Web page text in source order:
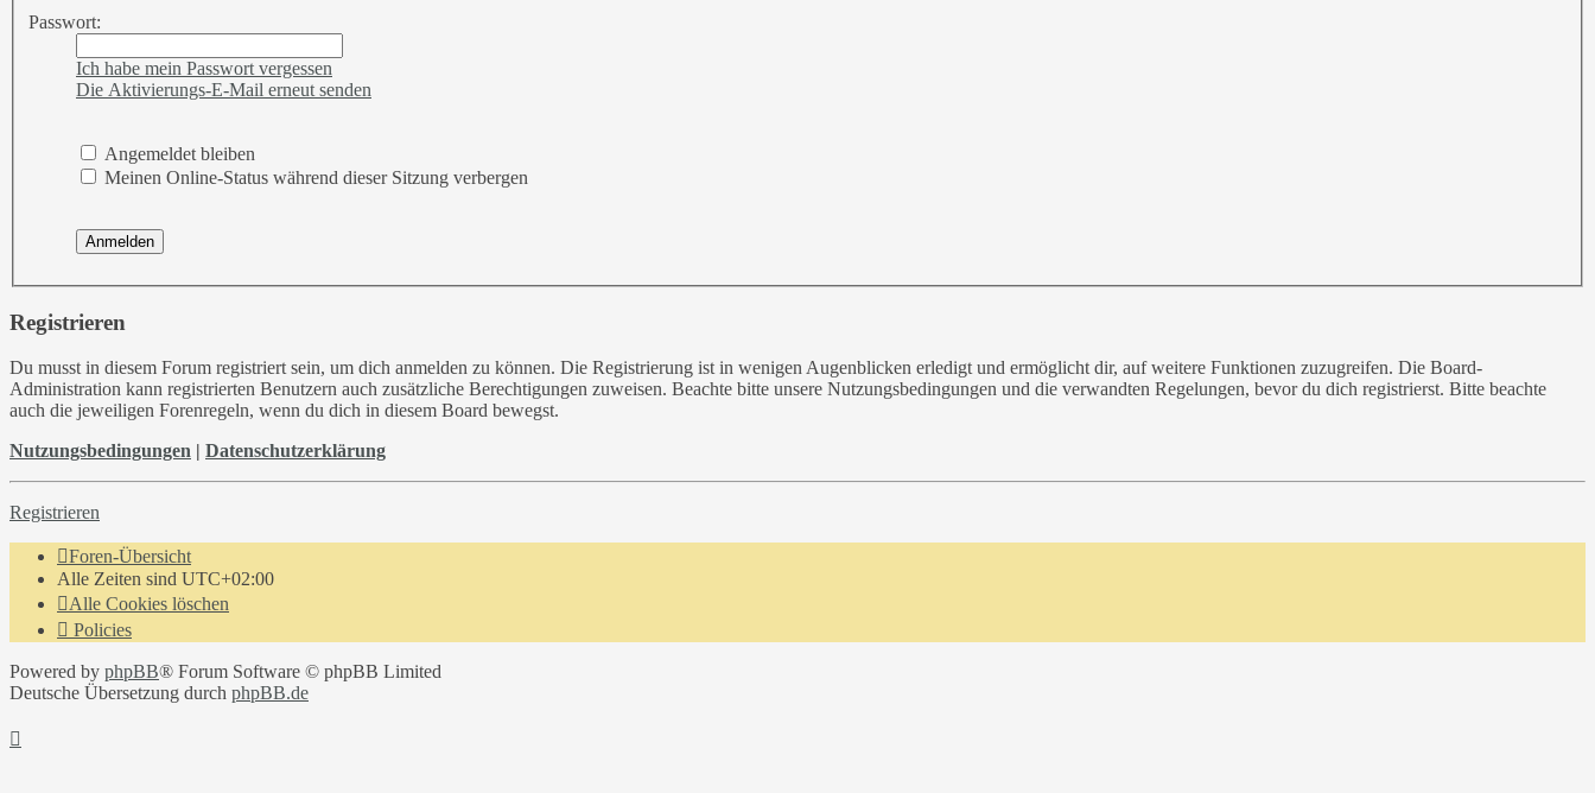
Passwort:
Ich habe mein Passwort vergessen
Die Aktivierungs-E-Mail erneut senden
Angemeldet bleiben
Meinen Online-Status während dieser Sitzung verbergen
Registrieren
Du musst in diesem Forum registriert sein, um dich anmelden zu können. Die Registrierung ist in wenigen Augenblicken erledigt und ermöglicht dir, auf weitere Funktionen zuzugreifen. Die Board-
Administration kann registrierten Benutzern auch zusätzliche Berechtigungen zuweisen. Beachte bitte unsere Nutzungsbedingungen und die verwandten Regelungen, bevor du dich registrierst. Bitte beachte
auch die jeweiligen Forenregeln, wenn du dich in diesem Board bewegst.
Nutzungsbedingungen | Datenschutzerklärung
Registrieren
Foren-Übersicht
Alle Zeiten sind UTC+02:00
Alle Cookies löschen
Policies
Powered by phpBB® Forum Software © phpBB Limited
Deutsche Übersetzung durch phpBB.de